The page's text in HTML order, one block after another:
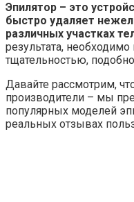
Эпилятор – это
быстро удаляет
различных участках
результата,
тщательностью,
Давайте рассмотрим,
производители – мы
популярных моделей
реальных отзывах